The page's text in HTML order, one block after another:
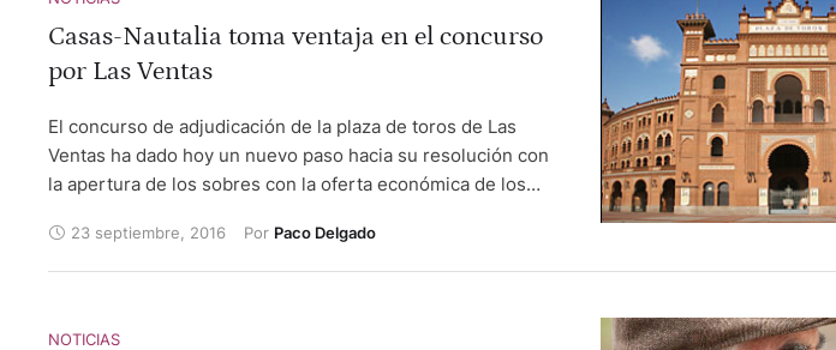
Casas-Nautalia toma ventaja en el concurso
por Las Ventas
El concurso de adjudicación de la plaza de toros de Las
Ventas ha dado hoy un nuevo paso hacia su resolución con
la apertura de los sobres con la oferta económica de los
23 septiembre, 2016 Por Paco Delgado
NOTICIAS